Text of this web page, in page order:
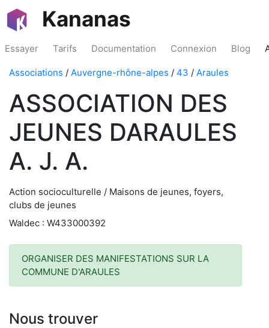
Kananas
Essayer Tarifs Documentation Connexion Blog
Associations / Auvergne-rhône-alpes / 43 / Araules
ASSOCIATION DES
JEUNES DARAULES
A. J. A.
Action socioculturelle / Maisons de jeunes, foyers,
clubs de jeunes
Waldec : W433000392
ORGANISER DES MANIFESTATIONS SUR LA
COMMUNE D'ARAULES
Nous trouver